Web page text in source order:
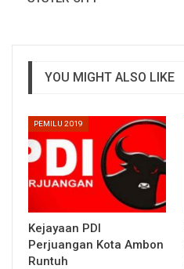
YOU MIGHT ALSO LIKE
PEMILU 2019
Kejayaan PDI
Perjuangan Kota Ambon
Runtuh